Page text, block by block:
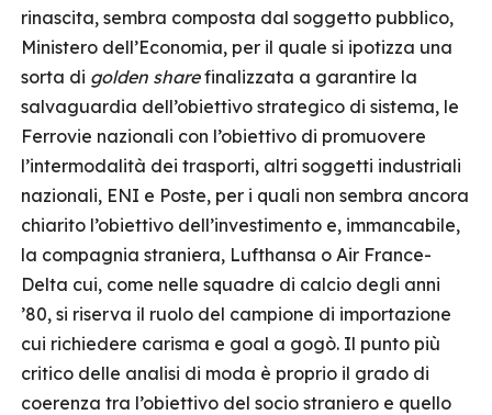
rinascita, sembra composta dal soggetto pubblico,
Ministero dell’Economia, per il quale si ipotizza una
sorta di golden sharefinalizzata a garantire la
salvaguardia dell’obiettivo strategico di sistema, le
Ferrovie nazionali con l’obiettivo di promuovere
l’intermodalità dei trasporti, altri soggetti industriali
nazionali, ENI e Poste, per i quali non sembra ancora
chiarito l’obiettivo dell’investimento e, immancabile,
la compagnia straniera, Lufthansa o Air France-
Delta cui, come nelle squadre di calcio degli anni
’80, si riserva il ruolo del campione di importazione
cui richiedere carisma e goal a gogò. Il punto più
critico delle analisi di moda è proprio il grado di
coerenza tra l’obiettivo del socio straniero e quello